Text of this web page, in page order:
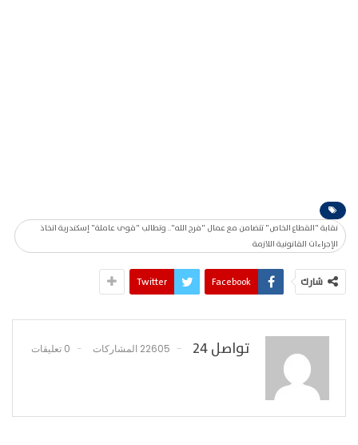
نقابة "القطاع الخاص" تتضامن مع عمال "فرج الله".. وتطالب "قوى عاملة" إسكندرية اتخاذ
الإجراءات القانونية اللازمة
شارك Facebook
Twitter
تواصل 24 22605 المشاركات 0 تعليقات